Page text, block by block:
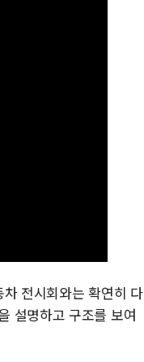
전시회와는 확연히 다
설명하고 구조를 보여